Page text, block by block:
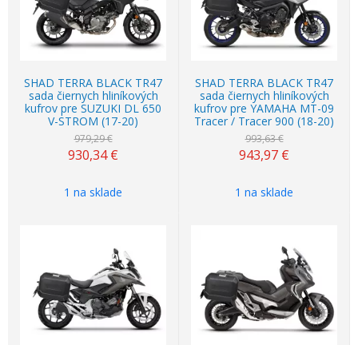
SHAD TERRA BLACK TR47
sada čiernych hliníkových
kufrov pre SUZUKI DL 650
V-STROM (17-20)
979,29 €
930,34 €
1 na sklade
SHAD TERRA BLACK TR47
sada čiernych hliníkových
kufrov pre YAMAHA MT-09
Tracer / Tracer 900 (18-20)
993,63 €
943,97 €
1 na sklade